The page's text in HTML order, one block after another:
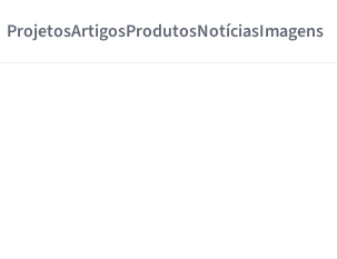
ProjetosArtigosProdutosNotíciasImagens